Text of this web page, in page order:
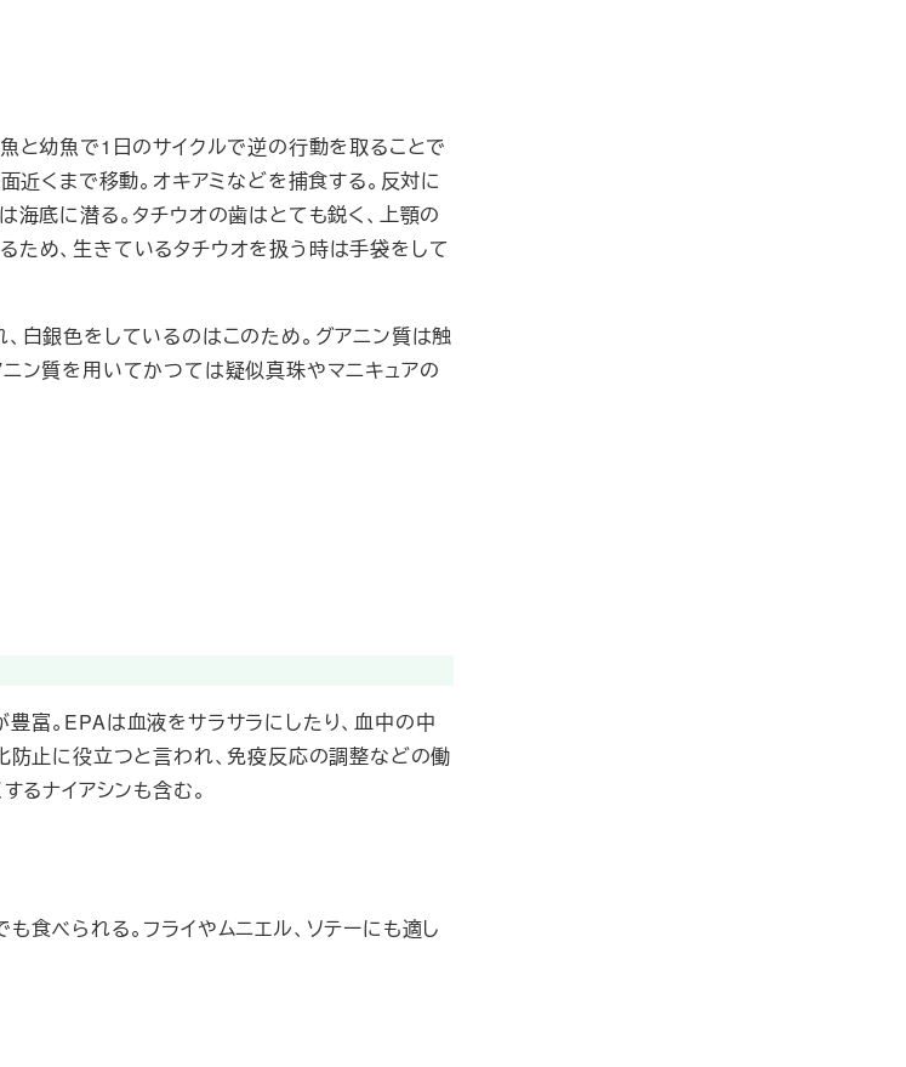
と幼魚で1日のサイクルで逆の行動を取ることで
くまで移動。オキアミなどを捕食する。反対に
底に潜る。タチウオの歯はとても鋭く、上顎の
め、生きているタチウオを扱う時は手袋をして
白銀色をしているのはこのため。グアニン質は触
ン質を用いてかつては疑似真珠やマニキュアの
豊富。EPAは血液をサラサラにしたり、血中の中
止に役立つと言われ、免疫反応の調整などの働
るナイアシンも含む。
べられる。フライやムニエル、ソテーにも適し